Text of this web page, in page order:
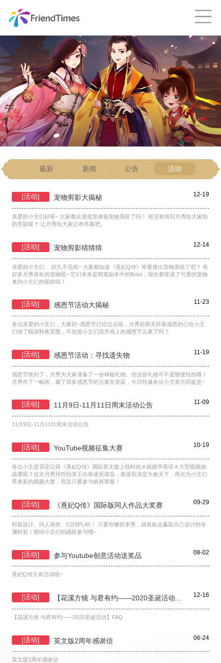
最新 新闻 公告 活动
[活动] 宠物剪影大揭秘 12-19
亲爱的小主们好呀~ 大家都去游戏里体验宠物系统了吗！ 有没有猜到月秀给大家拍
的剪影呢？ 让月秀给大家公布答案吧。
[活动] 宠物剪影猜猜猜 12-14
亲爱的小主们， 好久不见啦~ 大家都知道《熹妃Q传》将要推出宠物系统了吧？ 有
好多月秀喜欢的宠物呢~ 它们本来是萌宠副本中的Boss，现在都变成了可爱的宠物
来到小主们的面前啦！
[活动] 感恩节活动大揭秘 11-23
各位亲爱的小主们，大家好~感恩节已经过去啦，月秀前两天怀着感恩的心给小主
们画了幅深秋夜景图，不知道小主们找齐画上的感恩节元素了吗？
[活动] 感恩节活动：寻找遗失物 11-19
感恩节快到了，月秀为大家准备了一份神秘礼物。但这份礼物可不是随便给的哦！
月秀作了一幅画，藏了很多感恩节的元素在里面，今日特邀各位小主来共同鉴赏~
[活动] 11月9日-11月11日周末活动公告 11-09
11月9日-11月11日周末活动公告
[活动] YouTube视频征集大赛 10-19
各位小主是否还记得《熹妃Q传》国际英文版上线时的＃娘娘学英语＃大型视频挑
战赛呢？这次月秀拜托怡亲王向慕凌辰请旨，慕凌辰决定大赦天下，再次为小主们
带来新的视频大赛，而且只要参与就有奖喔！
[活动] 《熹妃Q传》国际版同人作品大奖赛 09-29
时装设计、同人画作、COSPLAY！ 只要你够胆来秀，就有机会赢取自己设计的专
属时装！期待小主们的踊跃参与哦~
[活动] 参与Youtube创意活动送奖品 08-02
熹妃Q传又有活动啦~
[活动] 12-16
【花溪方镜 与君有约——2020圣诞活动】FAQ
[活动] 英文版2周年感谢信 06-24
英文版2周年感谢信